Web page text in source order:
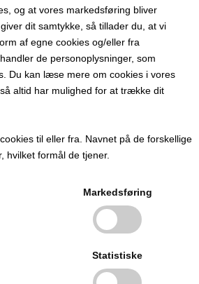
og at vores markedsføring bliver
dit samtykke, så tillader du, at vi
af egne cookies og/eller fra
de personoplysninger, som
Du kan læse mere om cookies i vores
altid har mulighed for at trække dit
til eller fra. Navnet på de forskellige
hvilket formål de tjener.
Markedsføring
Statistiske
rød
bær over i sigten, ryst sigten og/eller skyl
stilke samt blade forsvinder gennem